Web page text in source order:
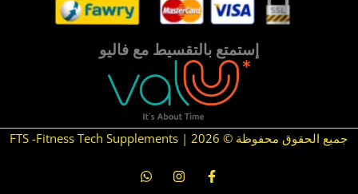
إستمتع بالتقسيط مع فاليو
جميع الحقوق محفوظة © 2026 | FTS -Fitness Tech Supplements